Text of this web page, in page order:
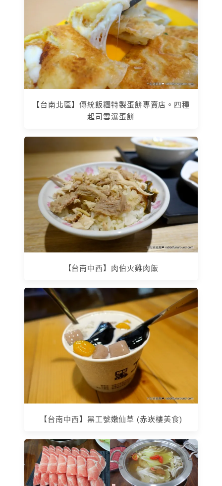
【台南北區】傳統飯糰特製蛋餅專賣店。四種
起司雪瀑蛋餅
【台南中西】肉伯火雞肉飯
【台南中西】黑工號嫩仙草 (赤崁樓美食)